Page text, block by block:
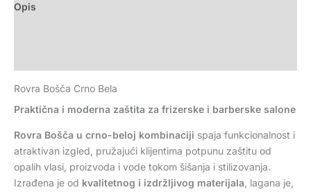
Opis
Rovra Bošča Crno Bela
Praktična i moderna zaštita za frizerske i barberske salone
Rovra Bošča u crno-beloj kombinaciji spaja funkcionalnost i
atraktivan izgled, pružajući klijentima potpunu zaštitu od
opalih vlasi, proizvoda i vode tokom šišanja i stilizovanja.
Izrađena je od kvalitetnog i izdržljivog materijala , lagana je,